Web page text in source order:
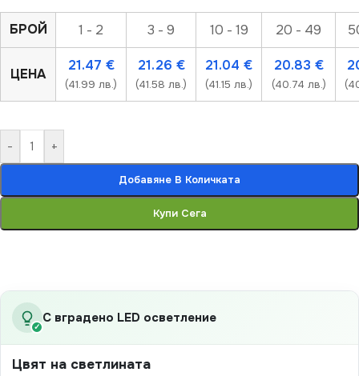
БРОЙ 1 - 2 3 - 9 10 - 19 20 - 49
ЦЕНА
21.47 €
(41.99 лв.)
21.26 €
(41.58 лв.)
21.04 €
(41.15 лв.)
20.83 €
(40.74 лв.)
- +
Добавяне В Количката
Купи Сега
✓
С вградено LED осветление
Цвят на светлината